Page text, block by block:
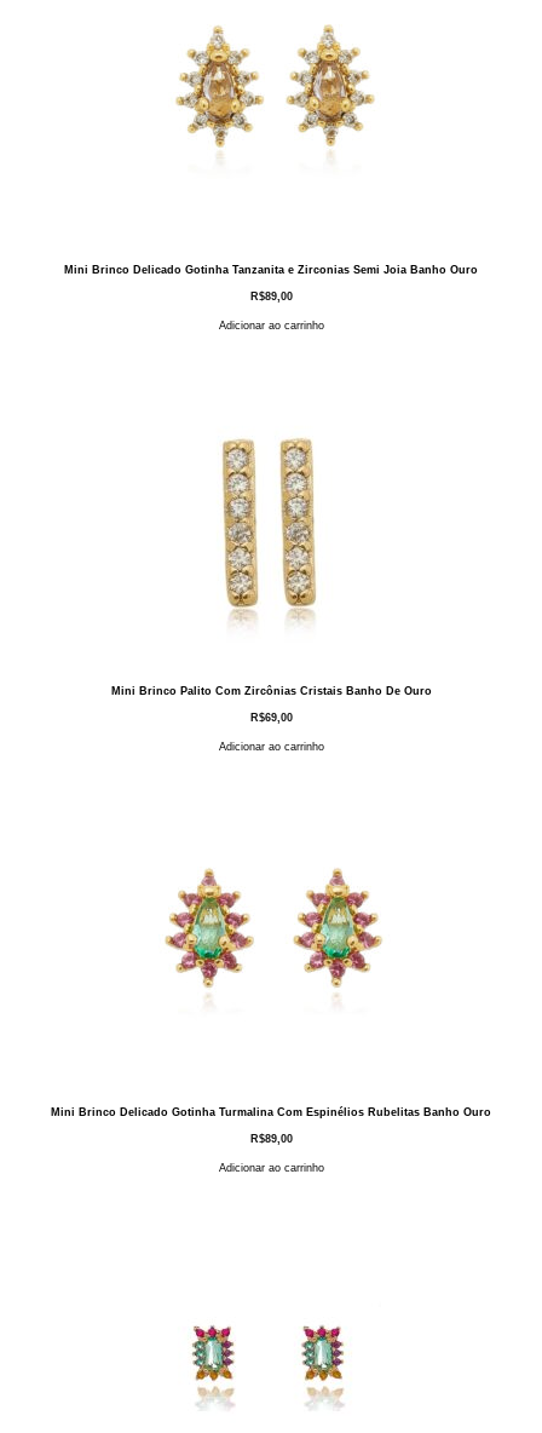
Mini Brinco Delicado Gotinha Tanzanita e Zirconias Semi Joia Banho Ouro
R$89,00
Adicionar ao carrinho
Mini Brinco Palito Com Zircônias Cristais Banho De Ouro
R$69,00
Adicionar ao carrinho
Mini Brinco Delicado Gotinha Turmalina Com Espinélios Rubelitas Banho Ouro
R$89,00
Adicionar ao carrinho